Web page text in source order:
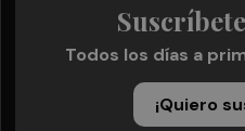
Todos los días a
¡Quiero